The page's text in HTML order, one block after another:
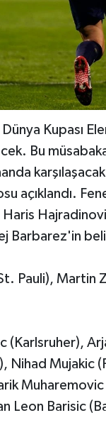
Kupası
Bu
açıklandı.
Haris
Barbarez'in
Pauli), Martin
(Karlsruher),
Nihad Mujakic
Leon Barisic